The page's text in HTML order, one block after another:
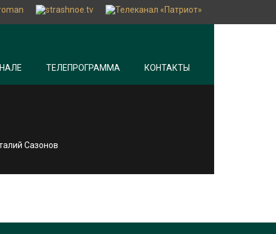
ТЕЛЕПРОГРАММА КОНТАКТЫ
Сазонов